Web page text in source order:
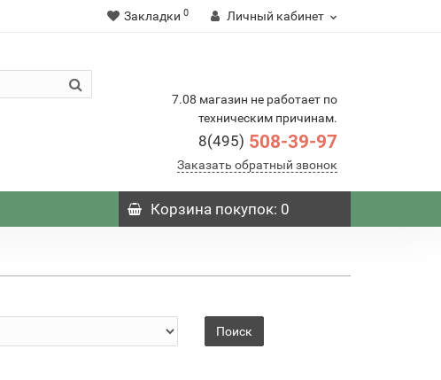
Закладки 0 Личный кабинет
7.08 магазин не работает по
техническим причинам.
8(495) 508-39-97
Заказать обратный звонок
Корзинапокупок: 0